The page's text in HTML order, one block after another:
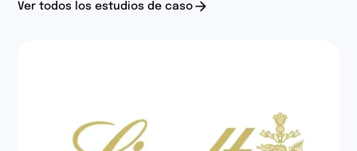
Ver todos los estudios de caso